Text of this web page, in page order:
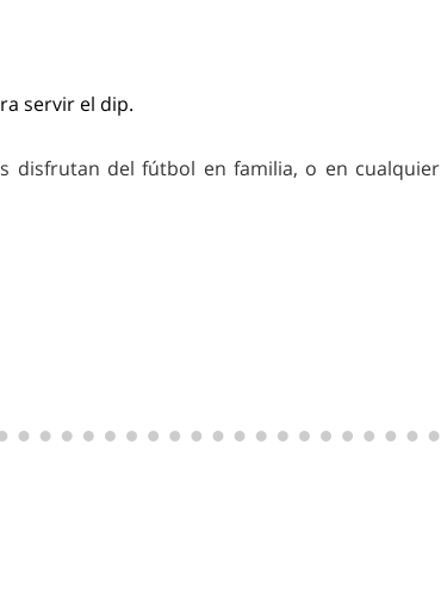
servir el dip.
disfrutan del fútbol en familia, o en cualquier